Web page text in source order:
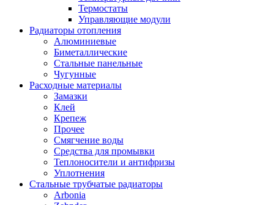
Термостаты
Управляющие модули
Радиаторы отопления
Алюминиевые
Биметаллические
Стальные панельные
Чугунные
Расходные материалы
Замазки
Клей
Крепеж
Прочее
Смягчение воды
Средства для промывки
Теплоносители и антифризы
Уплотнения
Стальные трубчатые радиаторы
Arbonia